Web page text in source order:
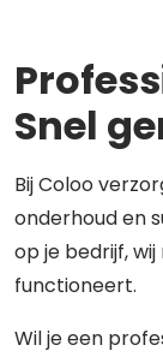
Snel
Bij Coloo
onderhoud en
op je bedrijf,
functioneert.
Wil je een